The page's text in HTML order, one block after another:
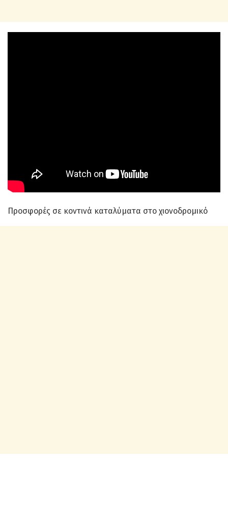
Προσφορές σε κοντινά καταλύματα στο χιονοδρομικό